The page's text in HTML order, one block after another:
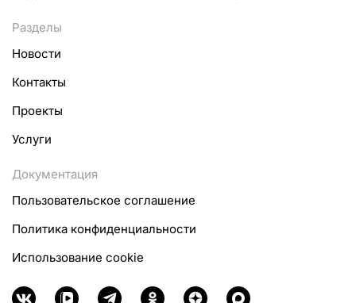
Разделы
Новости
Контакты
Проекты
Услуги
Документация
Пользовательское соглашение
Политика конфиденциальности
Использование cookie